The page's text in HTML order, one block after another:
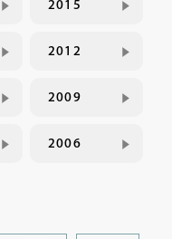
2015
2012
2009
2006